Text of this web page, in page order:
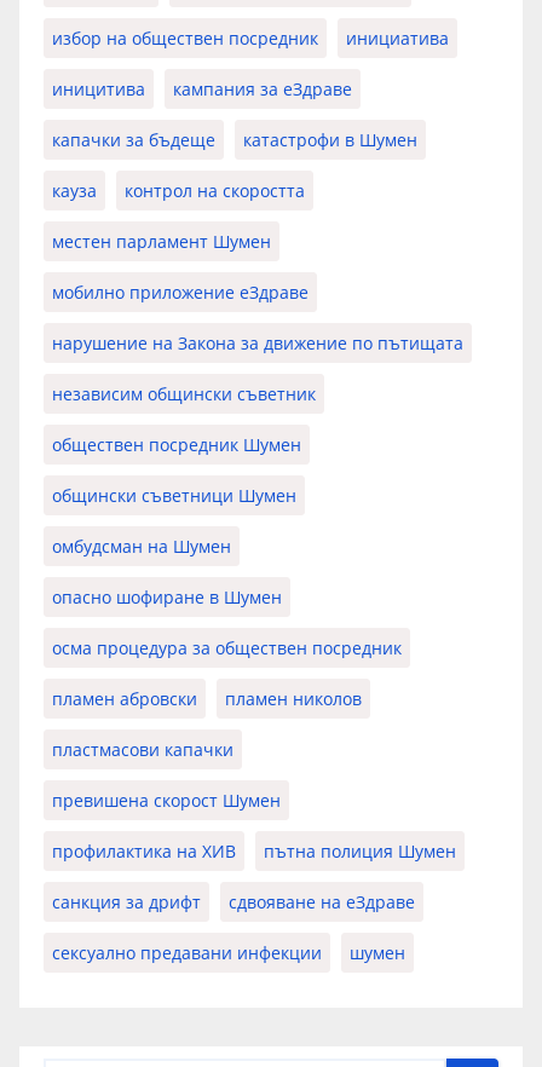
избор на обществен посредник инициатива
иницитива кампания за еЗдраве
капачки за бъдеще катастрофи в Шумен
кауза контрол на скоростта
местен парламент Шумен
мобилно приложение еЗдраве
нарушение на Закона за движение по пътищата
независим общински съветник
обществен посредник Шумен
общински съветници Шумен
омбудсман на Шумен
опасно шофиране в Шумен
осма процедура за обществен посредник
пламен абровски пламен николов
пластмасови капачки
превишена скорост Шумен
профилактика на ХИВ пътна полиция Шумен
санкция за дрифт сдвояване на еЗдраве
сексуално предавани инфекции шумен